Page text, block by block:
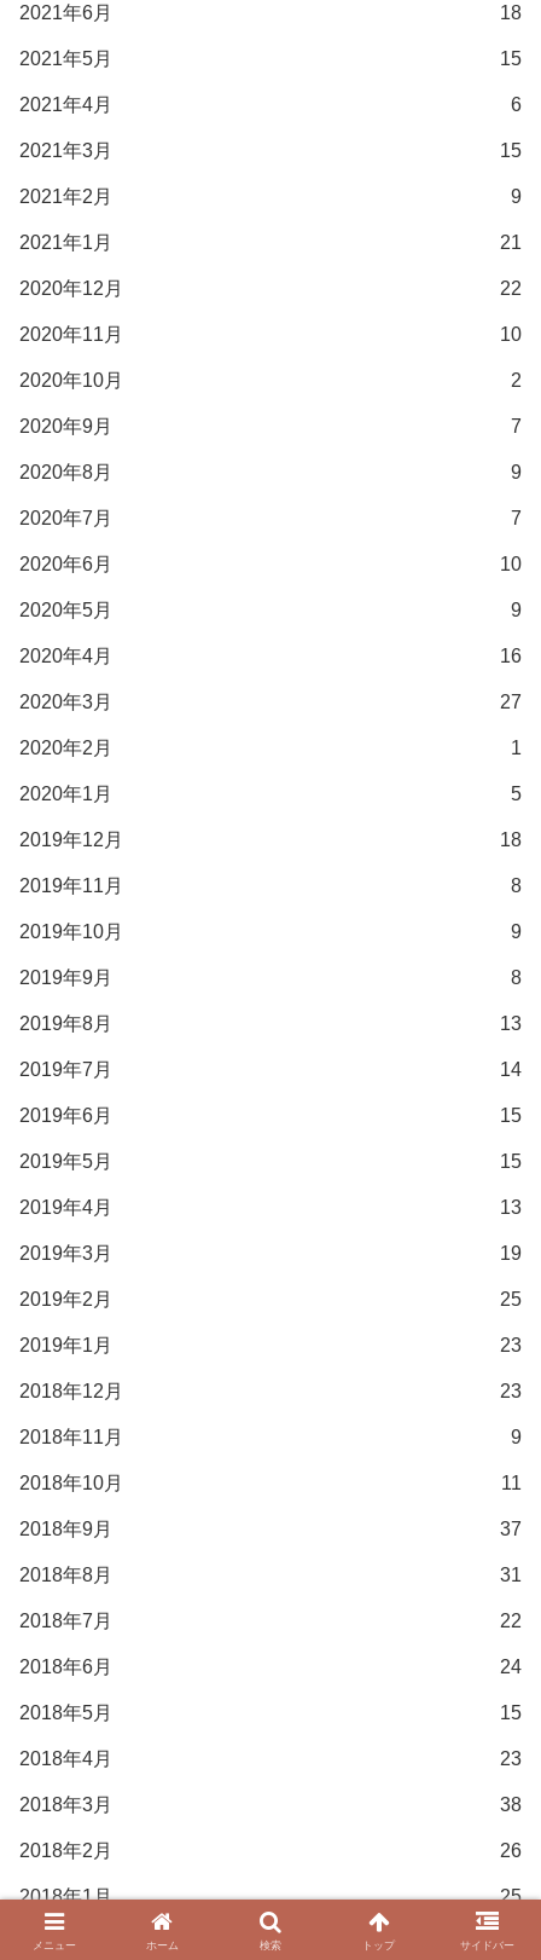
2021年6月 18
2021年5月 15
2021年4月 6
2021年3月 15
2021年2月 9
2021年1月 21
2020年12月 22
2020年11月 10
2020年10月 2
2020年9月 7
2020年8月 9
2020年7月 7
2020年6月 10
2020年5月 9
2020年4月 16
2020年3月 27
2020年2月 1
2020年1月 5
2019年12月 18
2019年11月 8
2019年10月 9
2019年9月 8
2019年8月 13
2019年7月 14
2019年6月 15
2019年5月 15
2019年4月 13
2019年3月 19
2019年2月 25
2019年1月 23
2018年12月 23
2018年11月 9
2018年10月 11
2018年9月 37
2018年8月 31
2018年7月 22
2018年6月 24
2018年5月 15
2018年4月 23
2018年3月 38
2018年2月 26
2018年1月 25
2017年12月 15
メニュー ホーム 検索 トップ サイドバー